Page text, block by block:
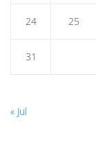
24 25
31
« Jul